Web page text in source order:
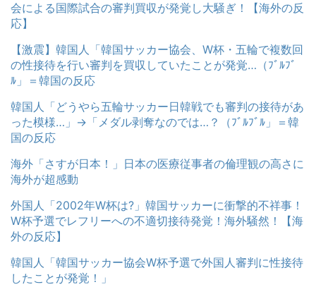
会による国際試合の審判買収が発覚し大騒ぎ！【海外の反
応】
【激震】韓国人「韓国サッカー協会、W杯・五輪で複数回
の性接待を行い審判を買収していたことが発覚…（ﾌﾞﾙﾌﾞ
ﾙ」＝韓国の反応
韓国人「どうやら五輪サッカー日韓戦でも審判の接待があ
った模様…」→「メダル剥奪なのでは…？（ﾌﾞﾙﾌﾞﾙ」＝韓
国の反応
海外「さすが日本！」日本の医療従事者の倫理観の高さに
海外が超感動
外国人「2002年W杯は?」韓国サッカーに衝撃的不祥事！
W杯予選でレフリーへの不適切接待発覚！海外騒然！【海
外の反応】
韓国人「韓国サッカー協会W杯予選で外国人審判に性接待
したことが発覚！」